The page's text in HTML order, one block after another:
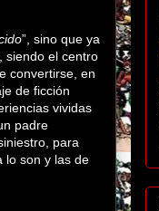
”, sino que ya
siendo el centro
convertirse, en
de ficción
vividas
padre
para
lo son y las de